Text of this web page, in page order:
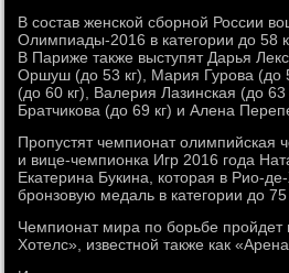
В состав женской сборной России
Олимпиады-2016 в категории до 58
В Париже также выступят Дарья
Оршуш (до 53 кг), Мария Гурова (до
(до 60 кг), Валерия Лазинская (до 63
Братчикова (до 69 кг) и Алена
Пропустят чемпионат олимпийская
и вице-чемпионка Игр 2016 года
Екатерина Букина, которая в Рио-
бронзовую медаль в категории до 75
Чемпионат мира по борьбе пройдет
Хотелс», известной также как